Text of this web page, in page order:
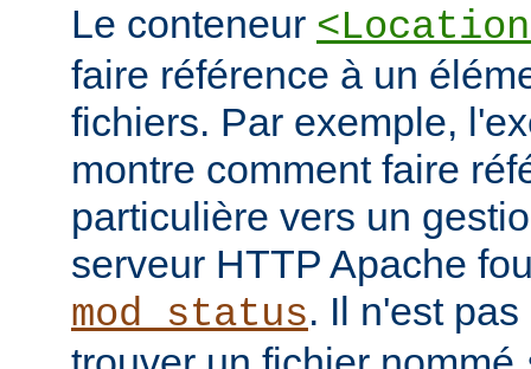
Le conteneur
faire référence à un
fichiers. Par exemple,
montre comment faire
particulière vers un
serveur HTTP Apache
mod_status. Il n'est